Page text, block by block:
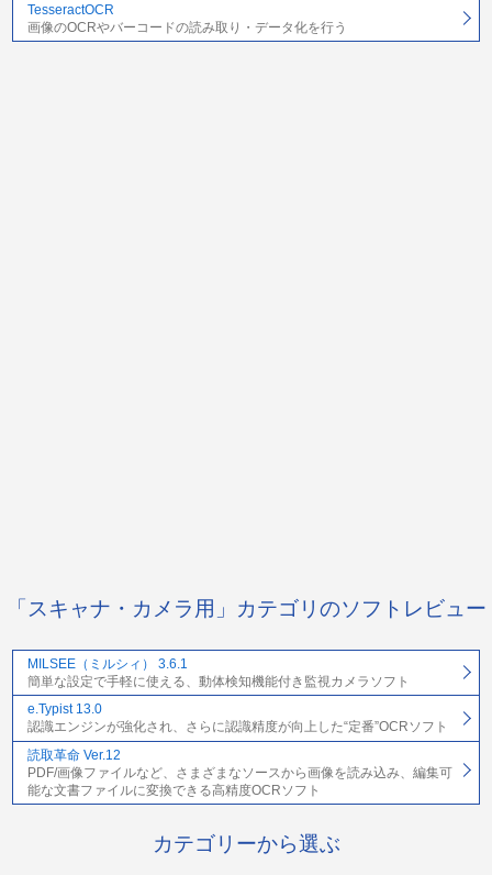
TesseractOCR
画像のOCRやバーコードの読み取り・データ化を行う
「スキャナ・カメラ用」カテゴリのソフトレビュー
MILSEE（ミルシィ） 3.6.1
簡単な設定で手軽に使える、動体検知機能付き監視カメラソフト
e.Typist 13.0
認識エンジンが強化され、さらに認識精度が向上した“定番”OCRソフト
読取革命 Ver.12
PDF/画像ファイルなど、さまざまなソースから画像を読み込み、編集可
能な文書ファイルに変換できる高精度OCRソフト
カテゴリーから選ぶ